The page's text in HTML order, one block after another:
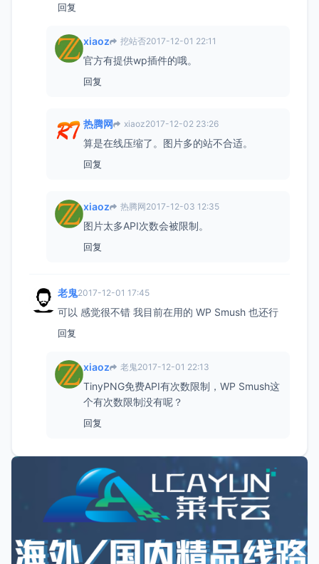
回复
xiaoz 挖站否2017-12-01 22:11
官方有提供wp插件的哦。
回复
热腾网 xiaoz2017-12-02 23:26
算是在线压缩了。图片多的站不合适。
回复
xiaoz 热腾网2017-12-03 12:35
图片太多API次数会被限制。
回复
老鬼2017-12-01 17:45
可以 感觉很不错 我目前在用的 WP Smush 也还行
回复
xiaoz 老鬼 2017-12-01 22:13
TinyPNG免费API有次数限制，WP Smush这
个有次数限制没有呢？
回复